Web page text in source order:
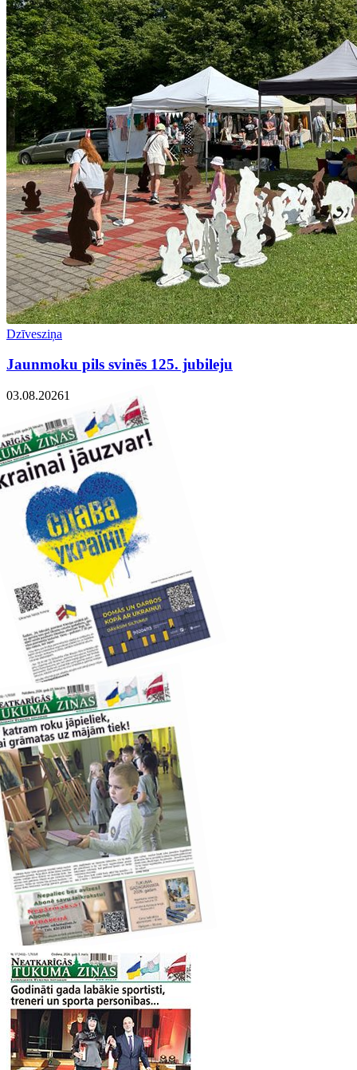
Dzīvesziņa
Jaunmoku pils svinēs 125. jubileju
03.08.20261